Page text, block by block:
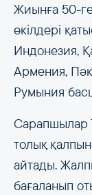
Жиынға 50-
өкілдері
Индонезия,
Армения,
Румыния
Сарапшылар
толық
айтады.
бағаланып